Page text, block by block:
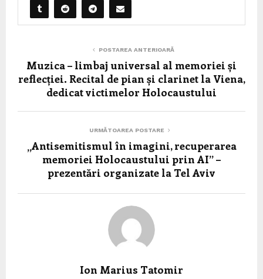
POSTAREA ANTERIOARĂ
Muzica – limbaj universal al memoriei și
reflecției. Recital de pian și clarinet la Viena,
dedicat victimelor Holocaustului
URMĂTOAREA POSTARE
„Antisemitismul în imagini, recuperarea
memoriei Holocaustului prin AI” –
prezentări organizate la Tel Aviv
Ion Marius Tatomir